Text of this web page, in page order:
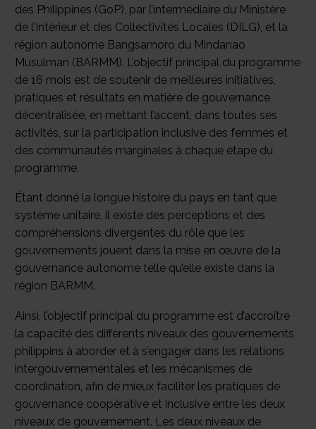
des Philippines (GoP), par l’intermédiaire du Ministère
de l’Intérieur et des Collectivités Locales (DILG), et la
région autonome Bangsamoro du Mindanao
Musulman (BARMM). L’objectif principal du programme
de 16 mois est de soutenir de meilleures initiatives,
pratiques et résultats en matière de gouvernance
décentralisée, en mettant l’accent, dans toutes ses
activités, sur la participation inclusive des femmes et
des communautés marginales à chaque étape du
programme.
Étant donné la longue histoire du pays en tant que
système unitaire, il existe des perceptions et des
compréhensions divergentes du rôle que les
gouvernements jouent dans la mise en œuvre de la
gouvernance autonome telle qu’elle existe dans la
région BARMM.
Ainsi, l’objectif principal du programme est d’accroître
la capacité des différents niveaux des gouvernements
philippins à aborder et à s’engager dans les relations
intergouvernementales et les mécanismes de
coordination, afin de mieux faciliter les pratiques de
gouvernance coopérative et inclusive entre les deux
niveaux de gouvernement. Les deux niveaux de